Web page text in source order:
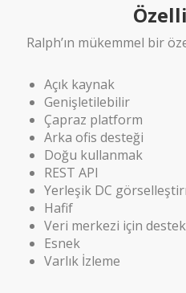
Ralph’ın mükemmel bir
Açık kaynak
Genişletilebilir
Çapraz platform
Arka ofis desteği
Doğu kullanmak
REST API
Yerleşik DC
Hafif
Veri merkezi için destek
Esnek
Varlık İzleme